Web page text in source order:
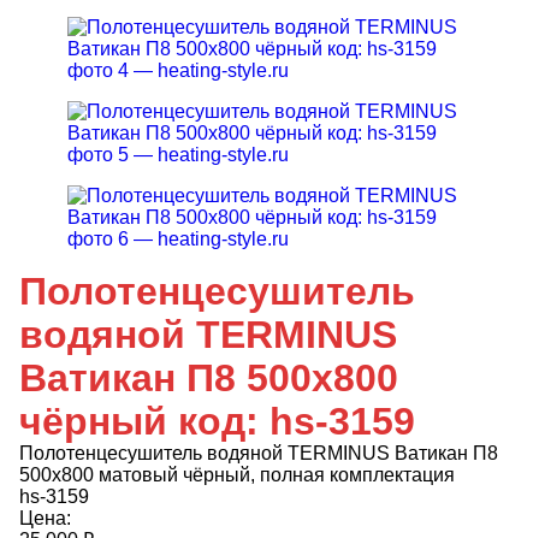
Полотенцесушитель
водяной TERMINUS
Ватикан П8 500х800
чёрный код: hs-3159
Полотенцесушитель водяной TERMINUS Ватикан П8
500х800 матовый чёрный, полная комплектация
hs-3159
Цена: